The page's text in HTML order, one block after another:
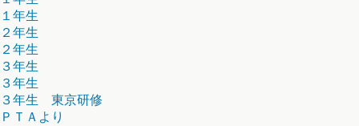
１年生
２年生
２年生
３年生
３年生
３年生 東京研修
ＰＴＡより